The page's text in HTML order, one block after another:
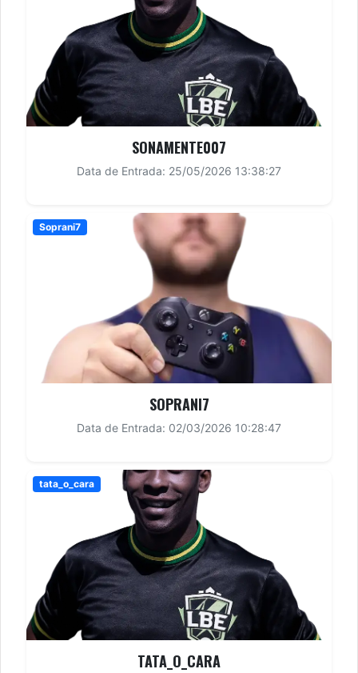
SONAMENTE007
Data de Entrada: 25/05/2026 13:38:27
Soprani7
SOPRANI7
Data de Entrada: 02/03/2026 10:28:47
tata_o_cara
TATA_O_CARA